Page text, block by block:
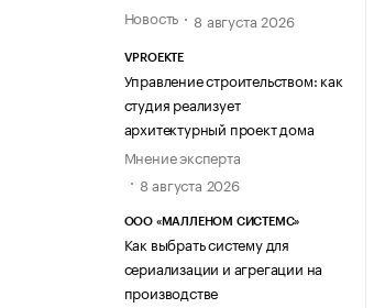
Новость
8 августа 2026
VPROEKTE
Управление строительством: как
студия реализует
архитектурный проект дома
Мнение эксперта
8 августа 2026
ООО «МАЛЛЕНОМ СИСТЕМС»
Как выбрать систему для
сериализации и агрегации на
производстве